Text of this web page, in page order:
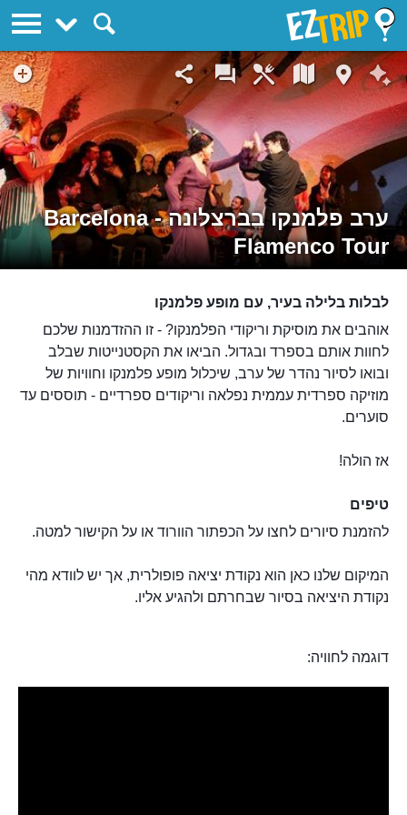
ערב פלמנקו בברצלונה - Barcelona
Flamenco Tour
לבלות בלילה בעיר, עם מופע פלמנקו
אוהבים את מוסיקת וריקודי הפלמנקו? - זו ההזדמנות שלכם
לחוות אותם בספרד ובגדול. הביאו את הקסטנייטות שבלב
ובואו לסיור נהדר של ערב, שיכלול מופע פלמנקו וחוויות של
מוזיקה ספרדית עממית נפלאה וריקודים ספרדיים - תוססים עד
סוערים.
אז הולה!
טיפים
להזמנת סיורים לחצו על הכפתור הוורוד או על הקישור למטה.
המיקום שלנו כאן הוא נקודת יציאה פופולרית, אך יש לוודא מהי
נקודת היציאה בסיור שבחרתם ולהגיע אליו.
דוגמה לחוויה:
EZTrip